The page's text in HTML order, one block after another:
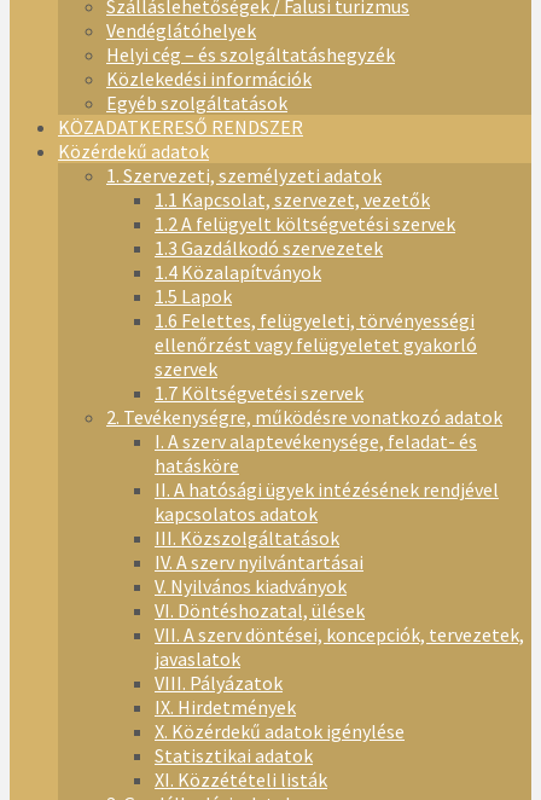
Szálláslehetőségek / Falusi turizmus
Vendéglátóhelyek
Helyi cég – és szolgáltatáshegyzék
Közlekedési információk
Egyéb szolgáltatások
KÖZADATKERESŐ RENDSZER
Közérdekű adatok
1. Szervezeti, személyzeti adatok
1.1 Kapcsolat, szervezet, vezetők
1.2 A felügyelt költségvetési szervek
1.3 Gazdálkodó szervezetek
1.4 Közalapítványok
1.5 Lapok
1.6 Felettes, felügyeleti, törvényességi
ellenőrzést vagy felügyeletet gyakorló
szervek
1.7 Költségvetési szervek
2. Tevékenységre, működésre vonatkozó adatok
I. A szerv alaptevékenysége, feladat- és
hatásköre
II. A hatósági ügyek intézésének rendjével
kapcsolatos adatok
III. Közszolgáltatások
IV. A szerv nyilvántartásai
V. Nyilvános kiadványok
VI. Döntéshozatal, ülések
VII. A szerv döntései, koncepciók, tervezetek,
javaslatok
VIII. Pályázatok
IX. Hirdetmények
X. Közérdekű adatok igénylése
Statisztikai adatok
XI. Közzétételi listák